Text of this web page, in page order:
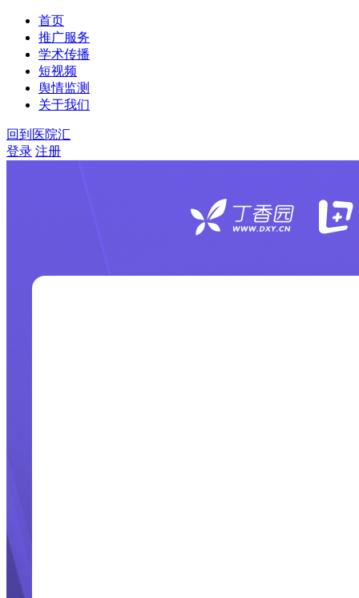
首页
推广服务
学术传播
短视频
舆情监测
关于我们
回到医院汇
登录 注册